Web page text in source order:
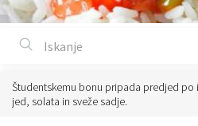
Študentskemu bonu pripada predjed po
jed, solata in sveže sadje.